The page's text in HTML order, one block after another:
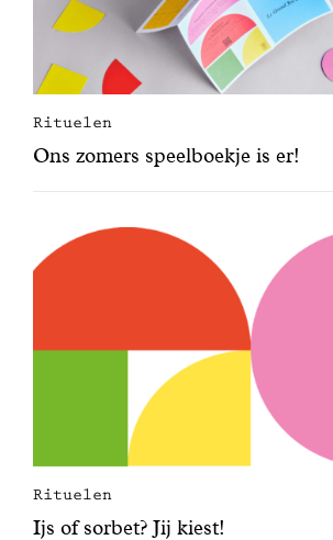
Rituelen
Ons zomers speelboekje is er!
Rituelen
Ijs of sorbet? Jij kiest!